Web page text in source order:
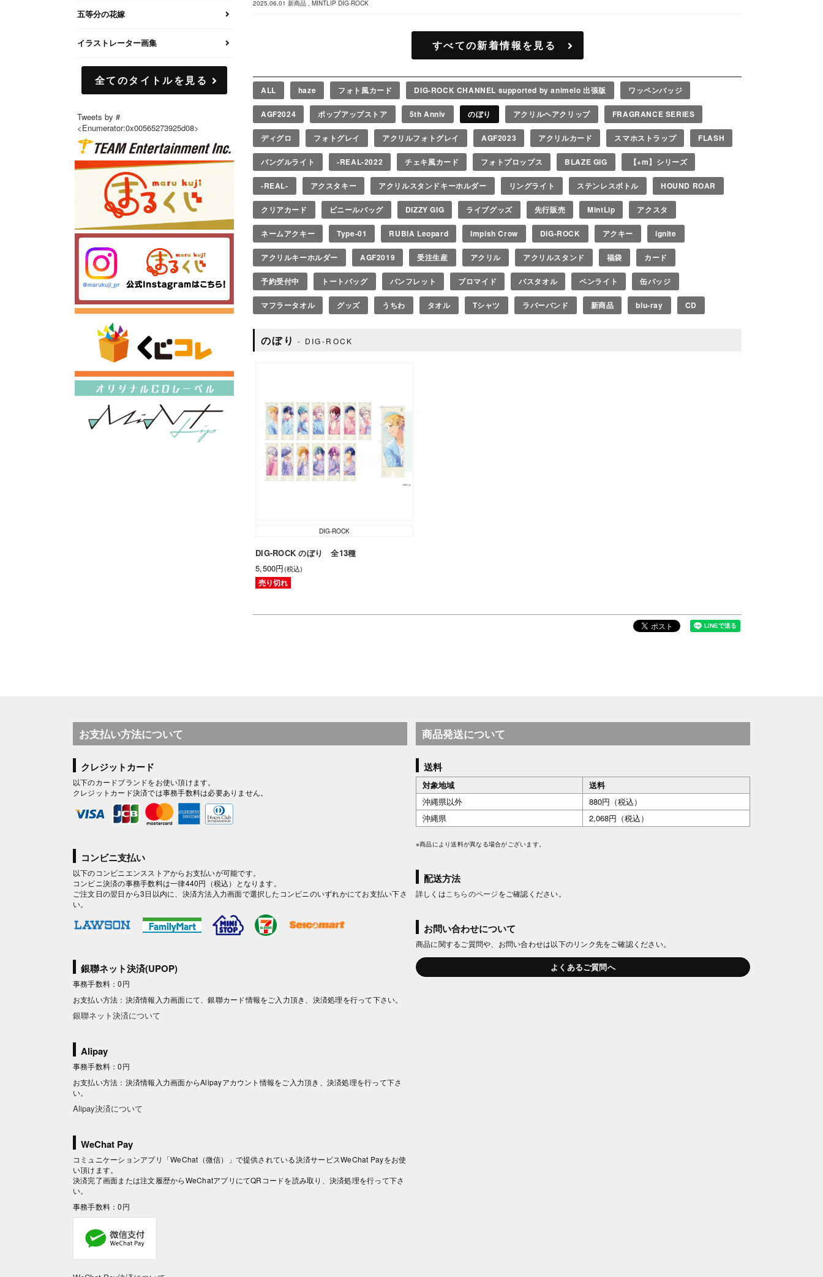
2025.06.01 新商品 MINTLIP DIG-ROCK
すべての新着情報を見る
ALL haze フォト風カード DIG-ROCK CHANNEL supported by animelo 出張版 ワッペンバッジ
AGF2024 ポップアップストア 5th Anniv のぼり アクリルヘアクリップ FRAGRANCE SERIES
ディグロ フォトグレイ アクリルフォトグレイ AGF2023 アクリルカード スマホストラップ FLASH
バングルライト -REAL-2022 チェキ風カード フォトプロップス BLAZE GIG 【+m】シリーズ
-REAL- アクスタキー アクリルスタンドキーホルダー リングライト ステンレスボトル HOUND ROAR
クリアカード ビニールバッグ DIZZY GIG ライブグッズ 先行販売 MintLip アクスタ
ネームアクキー Type-01 RUBIA Leopard Impish Crow DIG-ROCK アクキー ignite
アクリルキーホルダー AGF2019 受注生産 アクリル アクリルスタンド 福袋 カード
予約受付中 トートバッグ パンフレット ブロマイド バスタオル ペンライト 缶バッジ
マフラータオル グッズ うちわ タオル Tシャツ ラバーバンド 新商品 blu-ray CD
のぼり DIG-ROCK
DIG-ROCK
DIG-ROCK のぼり 全13種
5,500円(税込)
売り切れ
五等分の花嫁
イラストレーター画集
全てのタイトルを見る
Tweets by #
<Enumerator:0x00565273925d08>
お支払い方法について
クレジットカード
以下のカードブランドをお使い頂けます。
クレジットカード決済では事務手数料は必要ありません。
コンビニ支払い
以下のコンビニエンスストアからお支払いが可能です。
コンビニ決済の事務手数料は一律440円（税込）となります。
ご注文日の翌日から3日以内に、決済方法入力画面で選択したコンビニのいずれかにてお支払い下さ
い。
銀聯ネット決済(UPOP)
事務手数料：0円
お支払い方法：決済情報入力画面にて、銀聯カード情報をご入力頂き、決済処理を行って下さい。
銀聯ネット決済について
Alipay
事務手数料：0円
お支払い方法：決済情報入力画面からAlipayアカウント情報をご入力頂き、決済処理を行って下さ
い。
Alipay決済について
WeChat Pay
コミュニケーションアプリ「WeChat（微信）」で提供されている決済サービスWeChat Payをお使
い頂けます。
決済完了画面または注文履歴からWeChatアプリにてQRコードを読み取り、決済処理を行って下さ
い。
事務手数料：0円
商品発送について
送料
対象地域
送料
沖縄県以外
880円（税込）
沖縄県
2,068円（税込）
※商品により送料が異なる場合がございます。
配送方法
詳しくは こちらのページをご確認ください。
お問い合わせについて
商品に関するご質問や、お問い合わせは以下のリンク先をご確認ください。
よくあるご質問へ